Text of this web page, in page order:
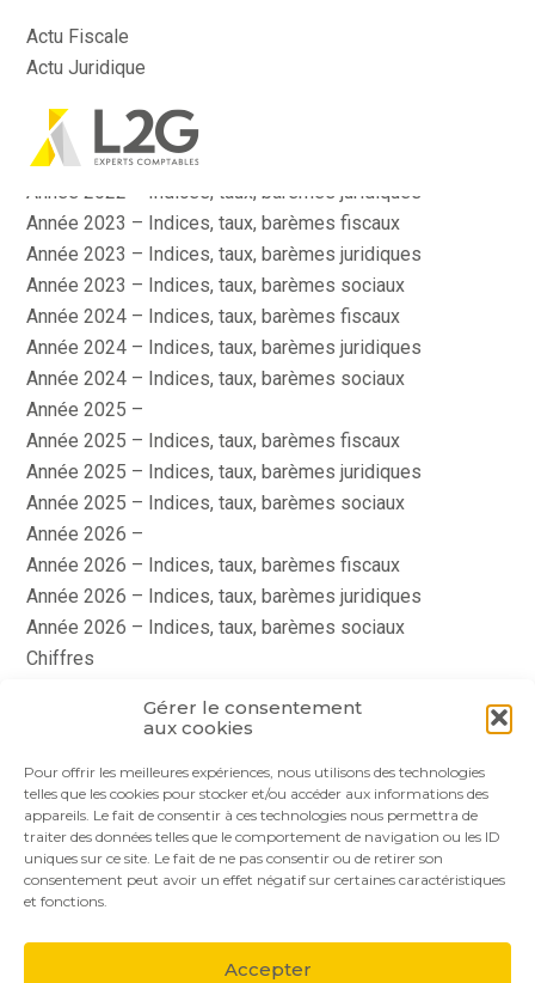
Gérer le consentement
aux cookies
Pour offrir les meilleures expériences, nous utilisons des technologies
telles que les cookies pour stocker et/ou accéder aux informations des
appareils. Le fait de consentir à ces technologies nous permettra de
traiter des données telles que le comportement de navigation ou les ID
uniques sur ce site. Le fait de ne pas consentir ou de retirer son
consentement peut avoir un effet négatif sur certaines caractéristiques
et fonctions.
Accepter
Aller
au
Actu Fiscale
Actu Juridique
Actualité
Année 2022 – Indices, taux, barèmes fiscaux
Année 2022 – Indices, taux, barèmes juridiques
Année 2023 – Indices, taux, barèmes fiscaux
Année 2023 – Indices, taux, barèmes juridiques
Année 2023 – Indices, taux, barèmes sociaux
Année 2024 – Indices, taux, barèmes fiscaux
Année 2024 – Indices, taux, barèmes juridiques
Année 2024 – Indices, taux, barèmes sociaux
Année 2025 –
Année 2025 – Indices, taux, barèmes fiscaux
Année 2025 – Indices, taux, barèmes juridiques
Année 2025 – Indices, taux, barèmes sociaux
Année 2026 –
Année 2026 – Indices, taux, barèmes fiscaux
Année 2026 – Indices, taux, barèmes juridiques
Année 2026 – Indices, taux, barèmes sociaux
Chiffres
Le coin du dirigeant
Footer